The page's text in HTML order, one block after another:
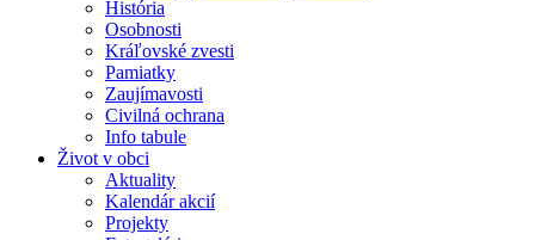
História
Osobnosti
Kráľovské zvesti
Pamiatky
Zaujímavosti
Civilná ochrana
Info tabule
Život v obci
Aktuality
Kalendár akcií
Projekty